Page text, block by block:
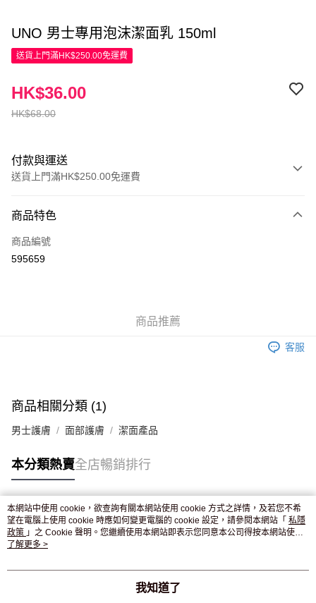
UNO 男士專用泡沫潔面乳 150ml
送貨上門滿HK$250.00免運費
HK$68.00
HK$36.00
付款與運送
送貨上門滿HK$250.00免運費
信用卡
Apple Pay
付款後門市自取，訂單確認後2-4個工作天到店，7天內取。逾期後
商品特色
商品編號
595659
商品推薦
客服
商品相關分類 (1)
男士護膚 面部護膚 潔面產品
本分類熱賣全店暢銷排行
熱門標籤
熱銷排行
本網站中使用 cookie，欲查詢有關本網站使用 cookie 方式之詳情，及若您不希
望在電腦上使用 cookie 時應如何變更電腦的 cookie 設定，請參閱本網站「 私隱
政策 」之 Cookie 聲明。您繼續使用本網站即表示您同意本公司得按本網站使用
條款之 Cookie 聲明使用 cookie。
了解更多 >
我知道了